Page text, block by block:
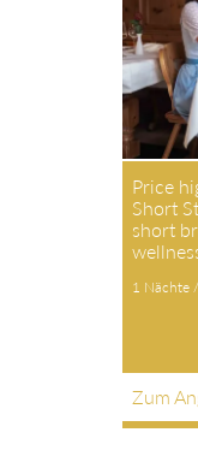
Price
Short
short
1 Nächte
Zum